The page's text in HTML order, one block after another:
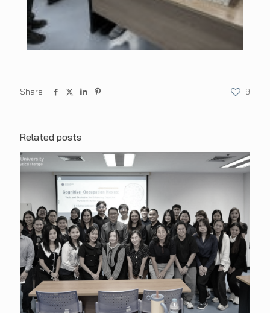
Share 9
Related posts